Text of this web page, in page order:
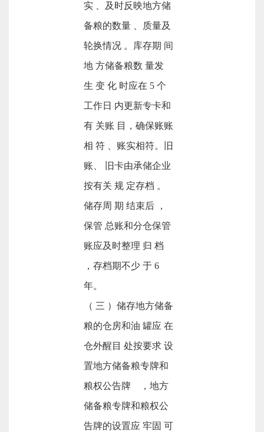
实 、及时反映地方储
备粮的数量 、质量及
轮换情况 。库存期 间
地 方储备粮数 量发
生 变 化 时应在 5 个
工作日 内更新专卡和
有 关账 目，确保账账
相 符 、账实相符。旧
账、 旧卡由承储企业
按有关 规 定存档 。
储存周 期 结束后 ，
保管 总账和分仓保管
账应及时整理 归 档
，存档期不少 于 6
年。
（ 三 ）储存地方储备
粮的仓房和油 罐应 在
仓外醒目 处按要求 设
置地方储备粮专牌和
粮权公告牌 ，地方
储备粮专牌和粮权公
告牌的设置应 牢固 可